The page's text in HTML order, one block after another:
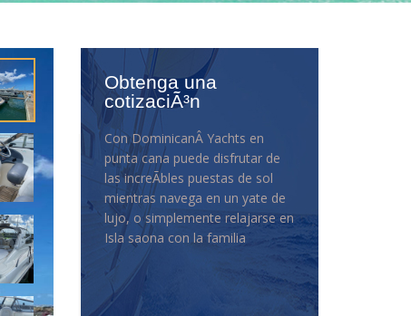
Obtenga una
cotizaciÃ³n
Con DominicanÂ Yachts en
punta cana puede disfrutar de
las increÃ­bles puestas de sol
mientras navega en un yate de
lujo, o simplemente relajarse en
Isla saona con la familia